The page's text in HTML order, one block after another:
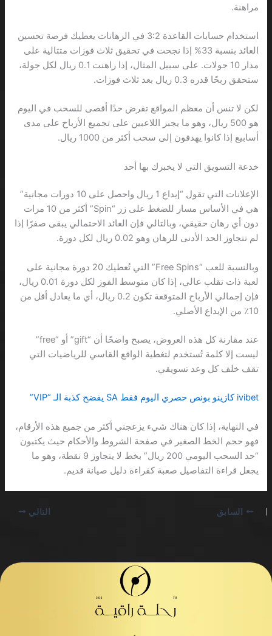
مراهنة.
استخدام حسابات القاعدة 3:2 في الرهانات يعطيك فرصة تحسين
العائد بنسبة 33% إذا نجحت في تحقيق ثلاث فوزات متتالية على
مدار 10 جولات. على سبيل المثال، إذا راهنت 0.1 ريال لكل جولة،
ستحقق ربحًا قدره 0.3 ريال بعد ثلاث فوزات.
لكن لا تنس أن معظم المواقع تفرض حدًا أقصى للسحب في اليوم
هو 500 ريال، وهو ما يجبر اللاعبين على تجميع الأرباح على مدى
أسابيع إذا كانوا يهدفون إلى سحب أكثر من 1000 ريال.
خدعة التسويق التي لا يخبرك بها أحد
الإعلانات التي تقول “إيداع 1 ريال واحصل على 10 دورات مجانية”
هي في الأساس مسار للضغط على زر “Spin” أكثر من 10 مرات
دون أي رهان حقيقي، وبالتالي فإن العائد الاحتمالي يبقى صفرًا إذا
لم تتجاوز الحد الأدنى للرهان وهو 0.02 ريال لكل دورة.
وبالنسبة للعب “Free Spins” التي تُعطيك 20 دورة مجانية على
لعبة ذات تقلب عالي، إذا كان متوسط الفوز لكل دورة 0.01 ريال،
فإن إجمالي الأرباح المتوقعة تكون 0.2 ريال، أي ما يعادل أقل من
10٪ من الإيداع الأصلي.
عند مقارنة كل هذه العروض، يصبح واضحًا أن “gift” أو “free”
ليست إلا كلمة تُستخدم لتغطية الواقع القاسي للرياضيات التي
تقف خلف كل وعد تسويقي.
ivibet كازينو بونص حصري اليوم فقط SA يفضح كذبة الـ “VIP”
في النهاية، إذا كان هناك شيء يزعجني أكثر من جميع هذه الأرقام،
فهو حجم الخط الصغير في صفحة الشروط والأحكام حيث يكتبون
“حد السحب اليومي 200 ريال” بخط لا يتجاوز 9 نقطة، وهو ما
يجعل قراءة التفاصيل صعبة كقراءة دليل صيانة قديم.
السابق التالي